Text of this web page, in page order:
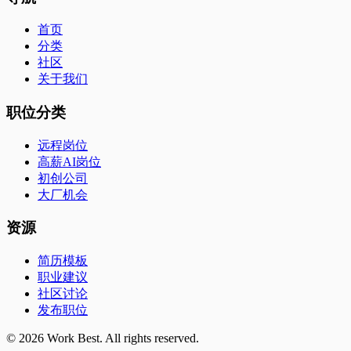
首页
分类
社区
关于我们
职位分类
远程岗位
高薪AI岗位
初创公司
大厂机会
资源
简历模板
职业建议
社区讨论
发布职位
© 2026 Work Best. All rights reserved.